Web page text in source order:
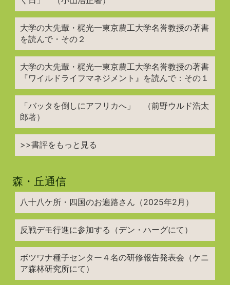
大学の大先輩・梶光一東京農工大学名誉教授の著書
を読んで・その２
大学の大先輩・梶光一東京農工大学名誉教授の著書
『ワイルドライフマネジメント』を読んで：その１
「バッタを倒しにアフリカへ」 （前野ウルド浩太
郎著）
>>書評をもっと見る
森・丘通信
八十八ケ所・四国のお遍路さん（2025年2月）
反戦デモ行進に参加する（デン・ハーグにて）
ボツワナ種子センター４名の研修報告発表会（ケニ
ア森林研究所にて）